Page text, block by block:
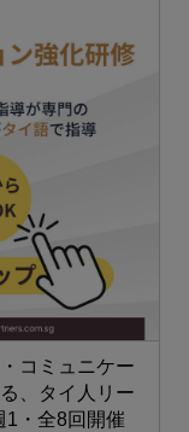
コミュニケー
、タイ人リー
・全8回開催